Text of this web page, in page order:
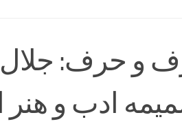
و حرف: جلال
ادب و هنر